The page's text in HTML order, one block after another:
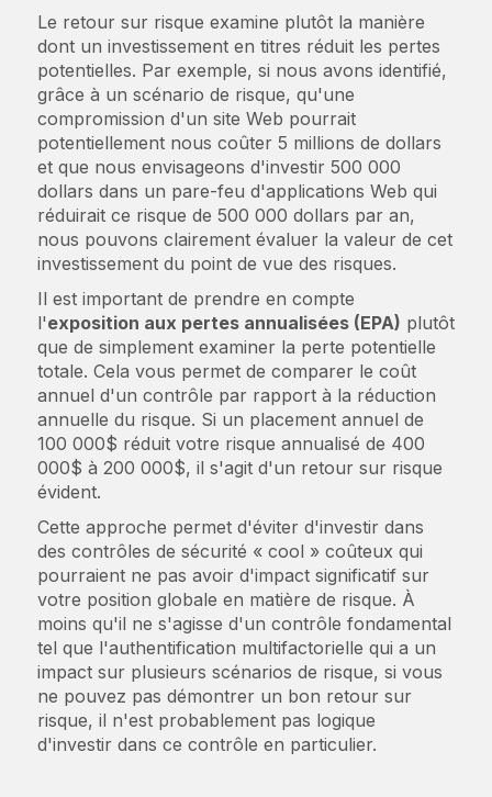
Le retour sur risque examine plutôt la manière
dont un investissement en titres réduit les pertes
potentielles. Par exemple, si nous avons identifié,
grâce à un scénario de risque, qu'une
compromission d'un site Web pourrait
potentiellement nous coûter 5 millions de dollars
et que nous envisageons d'investir 500 000
dollars dans un pare-feu d'applications Web qui
réduirait ce risque de 500 000 dollars par an,
nous pouvons clairement évaluer la valeur de cet
investissement du point de vue des risques.
Il est important de prendre en compte
l'exposition aux pertes annualisées (EPA) plutôt
que de simplement examiner la perte potentielle
totale. Cela vous permet de comparer le coût
annuel d'un contrôle par rapport à la réduction
annuelle du risque. Si un placement annuel de
100 000$ réduit votre risque annualisé de 400
000$ à 200 000$, il s'agit d'un retour sur risque
évident.
Cette approche permet d'éviter d'investir dans
des contrôles de sécurité « cool » coûteux qui
pourraient ne pas avoir d'impact significatif sur
votre position globale en matière de risque. À
moins qu'il ne s'agisse d'un contrôle fondamental
tel que l'authentification multifactorielle qui a un
impact sur plusieurs scénarios de risque, si vous
ne pouvez pas démontrer un bon retour sur
risque, il n'est probablement pas logique
d'investir dans ce contrôle en particulier.